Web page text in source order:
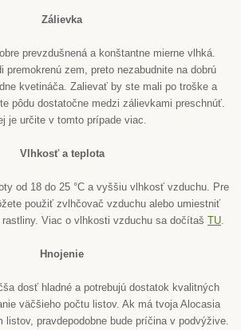
Zálievka
prevzdušnená a konštantne mierne vlhká.
premokrenú zem, preto nezabudnite na dobrú
kvetináča. Zalievať by ste mali po troške a
pôdu dostatočne medzi zálievkami preschnúť.
je určite v tomto prípade viac.
Vlhkosť a teplota
od 18 do 25 °C a vyššiu vlhkosť vzduchu. Pre
použiť zvlhčovač vzduchu alebo umiestniť
Viac o vlhkosti vzduchu sa dočítaš TU.
Hnojenie
dosť hladné a potrebujú dostatok kvalitných
väčšieho počtu listov. Ak má tvoja Alocasia
listov, pravdepodobne bude príčina v podvýžive.